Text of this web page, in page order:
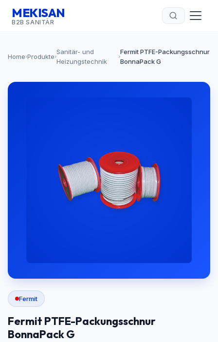
MEKISAN
B2B SANITÄR
Home›Produkte›
Sanitär- und
Heizungstechnik
›
Fermit PTFE-Packungsschnur
BonnaPack G
Fermit
Fermit PTFE-Packungsschnur
BonnaPack G